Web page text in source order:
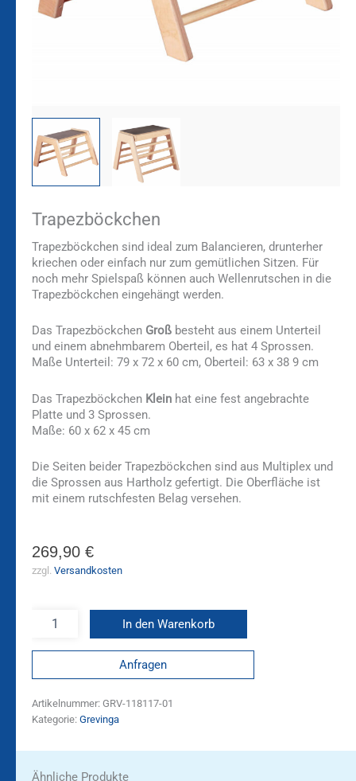
Trapezböckchen
Trapezböckchen sind ideal zum Balancieren, drunterher
kriechen oder einfach nur zum gemütlichen Sitzen. Für
noch mehr Spielspaß können auch Wellenrutschen in die
Trapezböckchen eingehängt werden.
Das Trapezböckchen Groß besteht aus einem Unterteil
und einem abnehmbarem Oberteil, es hat 4 Sprossen.
Maße Unterteil: 79 x 72 x 60 cm, Oberteil: 63 x 38 9 cm
Das Trapezböckchen Klein hat eine fest angebrachte
Platte und 3 Sprossen.
Maße: 60 x 62 x 45 cm
Die Seiten beider Trapezböckchen sind aus Multiplex und
die Sprossen aus Hartholz gefertigt. Die Oberfläche ist
mit einem rutschfesten Belag versehen.
269,90 €
zzgl. Versandkosten
In den Warenkorb
Anfragen
Artikelnummer: GRV-118117-01
Kategorie: Grevinga
Ähnliche Produkte